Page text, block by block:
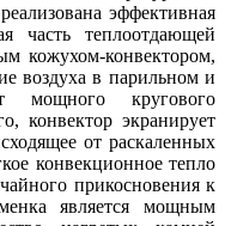
эффективная
часть теплоотдающей
кожухом-конвектором,
воздуха в парильном и
мощного кругового
конвектор экранирует
от раскаленных
конвекционное тепло
прикосновения к
является мощным